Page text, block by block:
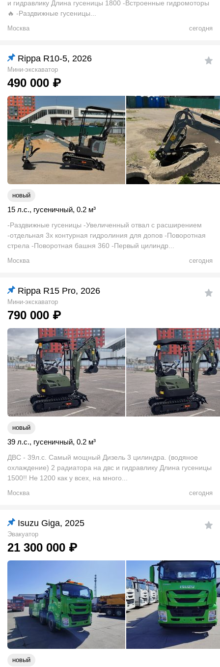
и гидравлику Длина гусеницы 1800 -Встроенные гидромоторы
🔥 -Раздвижные гусеницы...
Москва сегодня
Rippa R10-5, 2026
Мини-экскаватор
490 000 ₽
новый
15 л.с., гусеничный, 0.2 м³
-Раздвижные гусеницы -Увеличенный отвал с расширением
-отдельная 3х контурная гидролиния для допов -Поворотная
стрела -Поворотная башня 360 -Первый цилиндр...
Москва сегодня
Rippa R15 Pro, 2026
Мини-экскаватор
790 000 ₽
новый
39 л.с., гусеничный, 0.2 м³
ДВС - 39л.с. Самый мощный Дизель 3 цилиндра. (водяное
охлаждение) 2 радиатора на двс и гидравлику Длина гусеницы
1500!! Не 1200 как у всех, на много...
Москва сегодня
Isuzu Giga, 2025
Эвакуатор
21 300 000 ₽
новый